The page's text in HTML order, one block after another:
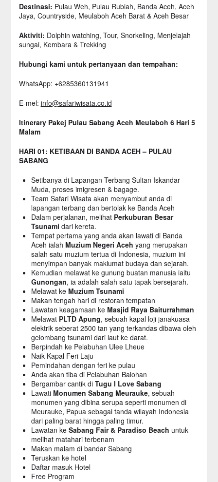
Destinasi: Pulau Weh, Pulau Rubiah, Banda Aceh, Aceh
Jaya, Countryside, Meulaboh Aceh Barat & Aceh Besar
Aktiviti: Dolphin watching, Tour, Snorkeling, Menjelajah
sungai, Kembara & Trekking
Hubungi kami untuk pertanyaan dan tempahan:
WhatsApp: +6285360131941
E-mel: info@safariwisata.co.id
Itinerary Pakej Pulau Sabang Aceh Meulaboh 6 Hari 5
Malam
HARI 01: KETIBAAN DI BANDA ACEH – PULAU
SABANG
Setibanya di Lapangan Terbang Sultan Iskandar
Muda, proses imigresen & bagage.
Team Safari Wisata akan menyambut anda di
lapangan terbang dan bertolak ke Banda Aceh
Dalam perjalanan, melihat Perkuburan Besar
Tsunami dari kereta.
Tempat pertama yang anda akan lawati di Banda
Aceh ialah Muzium Negeri Aceh yang merupakan
salah satu muzium tertua di Indonesia, muzium ini
menyimpan banyak maklumat budaya dan sejarah.
Kemudian melawat ke gunung buatan manusia iaitu
Gunongan, ia adalah salah satu tapak bersejarah.
Melawat ke Muzium Tsunami
Makan tengah hari di restoran tempatan
Lawatan keagamaan ke Masjid Raya Baiturrahman
Melawat PLTD Apung, sebuah kapal loji janakuasa
elektrik seberat 2500 tan yang terkandas dibawa oleh
gelombang tsunami dari laut ke darat.
Berpindah ke Pelabuhan Ulee Lheue
Naik Kapal Feri Laju
Pemindahan dengan feri ke pulau
Anda akan tiba di Pelabuhan Balohan
Bergambar cantik di Tugu I Love Sabang
Lawati Monumen Sabang Meurauke, sebuah
monumen yang dibina serupa seperti monumen di
Meurauke, Papua sebagai tanda wilayah Indonesia
dari paling barat hingga paling timur.
Lawatan ke Sabang Fair & Paradiso Beach untuk
melihat matahari terbenam
Makan malam di bandar Sabang
Teruskan ke hotel
Daftar masuk Hotel
Free Program